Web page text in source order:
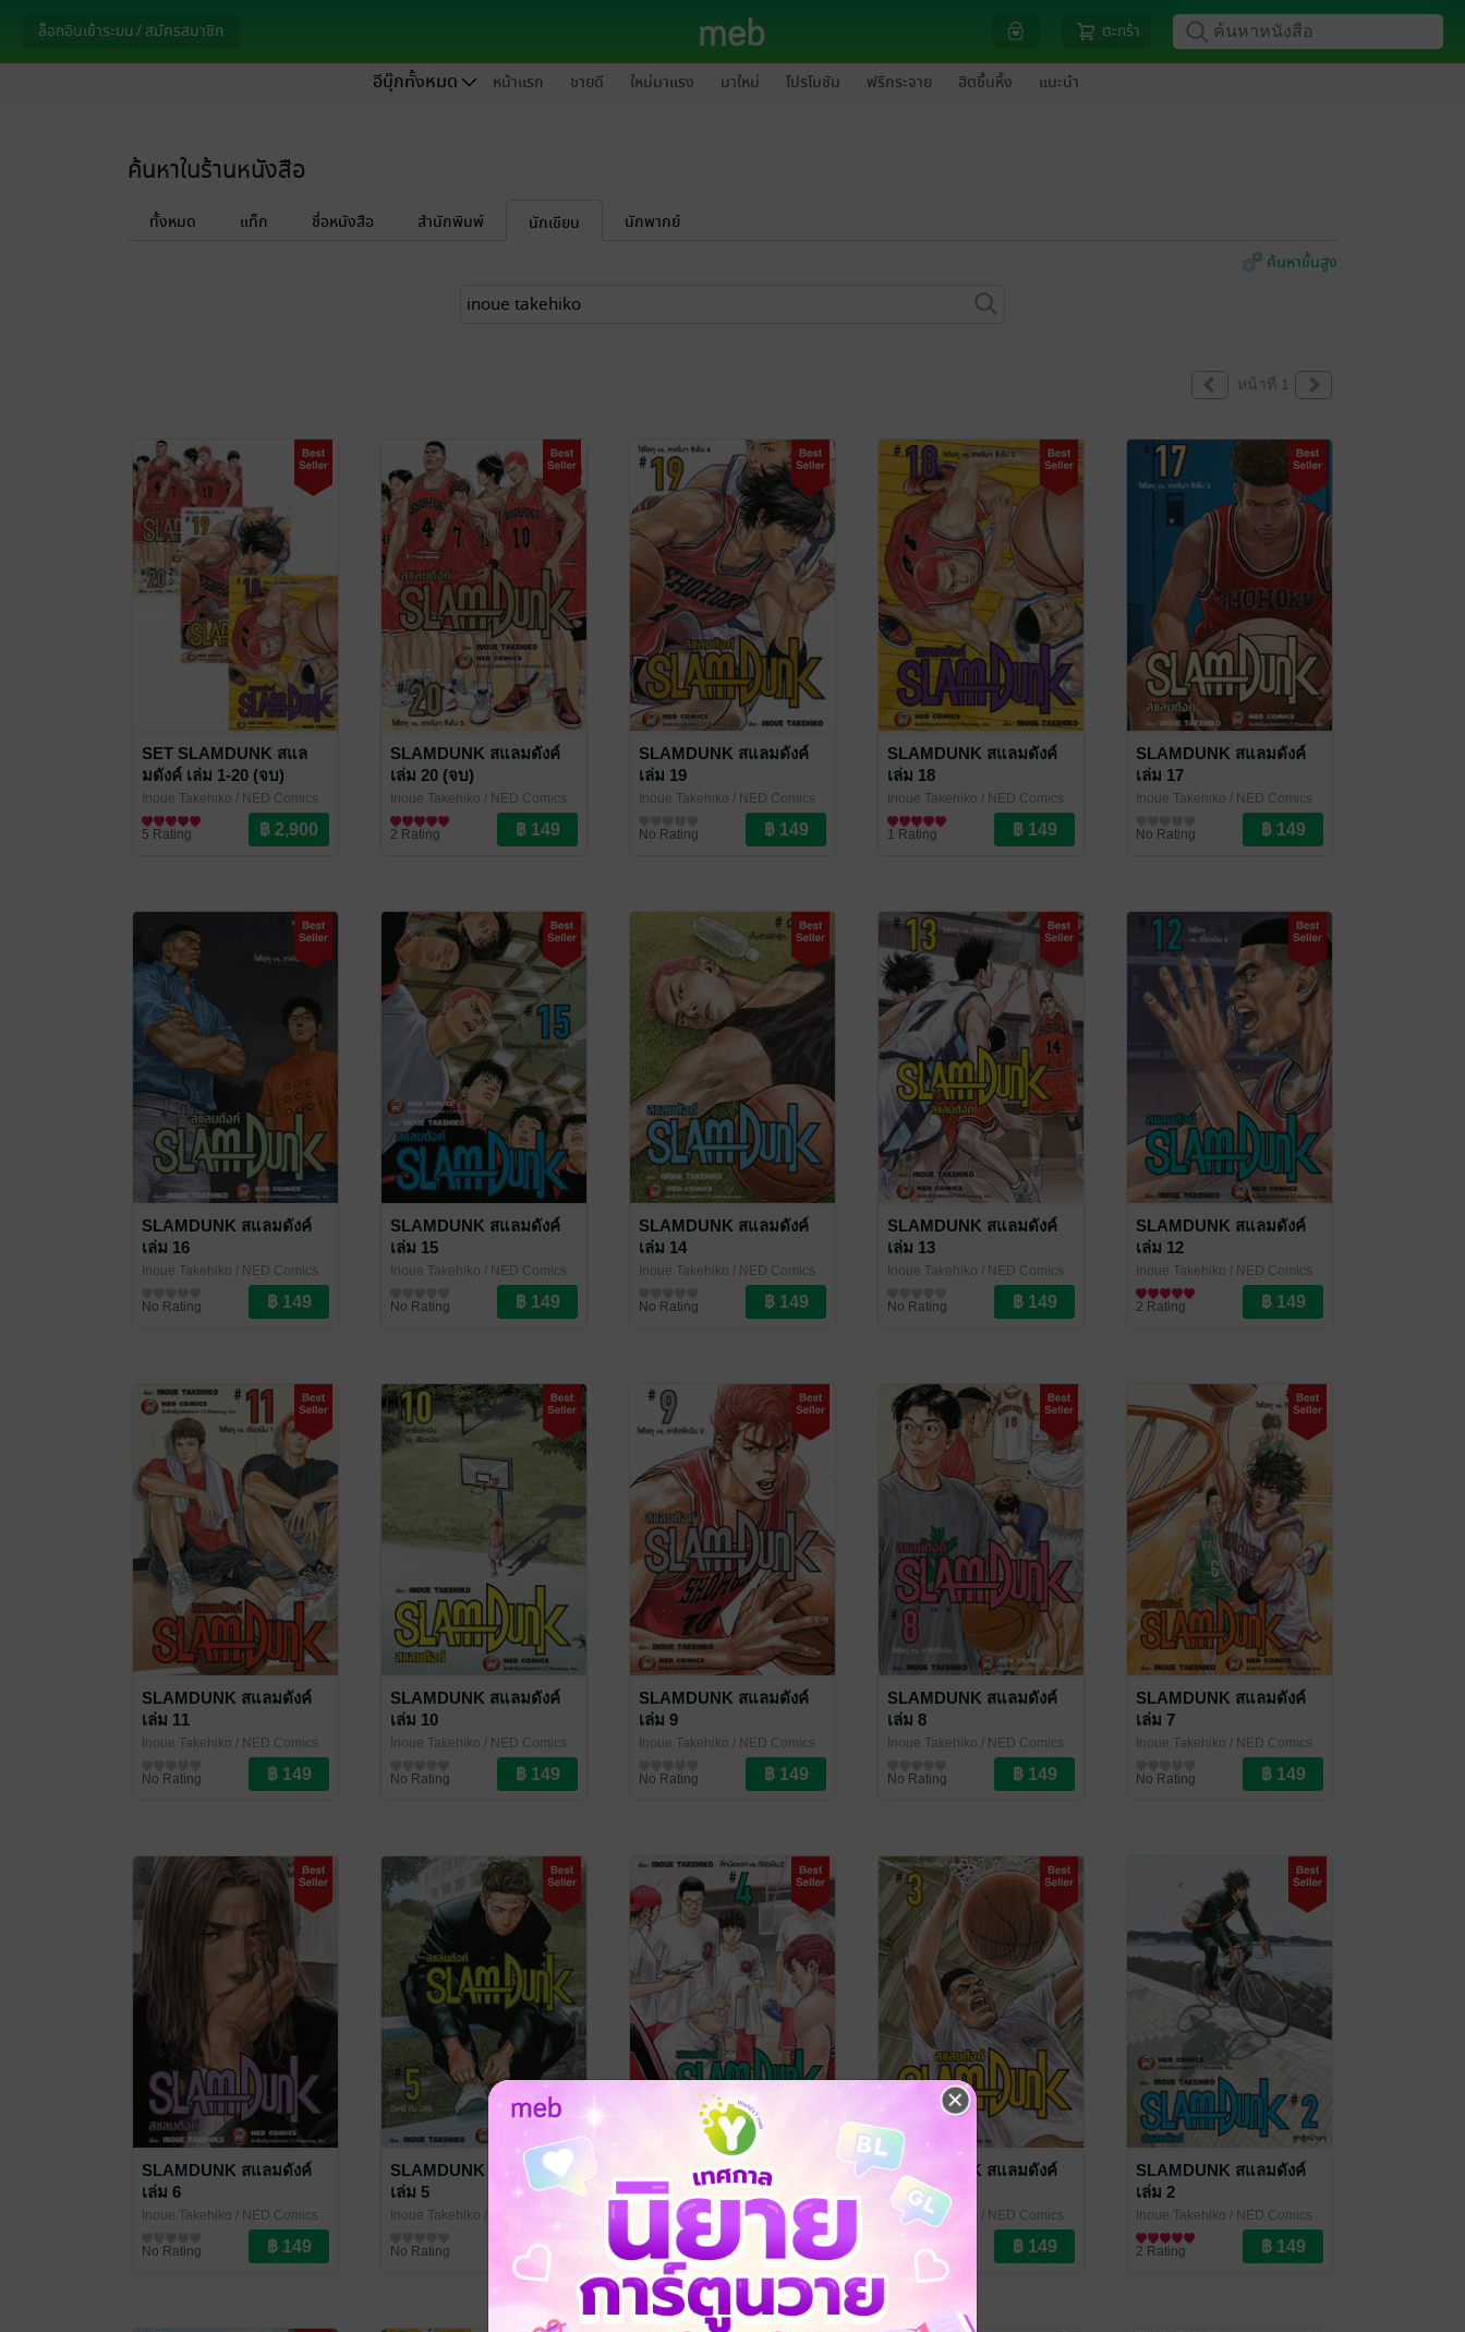
ล็อกอินเข้าระบบ / สมัครสมาชิก ตะกร้า
อีบุ๊กทั้งหมด หน้าแรก ขายดี ใหม่มาแรง มาใหม่ โปรโมชัน ฟรีกระจาย ฮิตขึ้นหิ้ง แนะนำ
ค้นหาในร้านหนังสือ
ทั้งหมด แท็ก ชื่อหนังสือ สำนักพิมพ์ นักเขียน
นักพากย์
ค้นหาขั้นสูง
หน้าที่ 1
SET SLAMDUNK สแล
มดังค์ เล่ม 1-20 (จบ)
Inoue Takehiko / NED Comics
การ์ตูนทั่วไป
5 Rating
SLAMDUNK สแลมดังค์
เล่ม 20 (จบ)
Inoue Takehiko / NED Comics
การ์ตูนทั่วไป
2 Rating
SLAMDUNK สแลมดังค์
เล่ม 19
Inoue Takehiko / NED Comics
No Rating
SLAMDUNK สแลมดังค์
เล่ม 18
Inoue Takehiko / NED Comics
การ์ตูนทั่วไป
1 Rating
SLAMDUNK สแลมดังค์
เล่ม 17
Inoue Takehiko / NED Comics
No Rating
SLAMDUNK สแลมดังค์
เล่ม 16
Inoue Takehiko / NED Comics
No Rating
SLAMDUNK สแลมดังค์
เล่ม 15
Inoue Takehiko / NED Comics
No Rating
SLAMDUNK สแลมดังค์
เล่ม 14
Inoue Takehiko / NED Comics
No Rating
SLAMDUNK สแลมดังค์
เล่ม 13
Inoue Takehiko / NED Comics
No Rating
SLAMDUNK สแลมดังค์
เล่ม 12
Inoue Takehiko / NED Comics
การ์ตูนทั่วไป
2 Rating
SLAMDUNK สแลมดังค์
เล่ม 11
Inoue Takehiko / NED Comics
No Rating
SLAMDUNK สแลมดังค์
เล่ม 10
Inoue Takehiko / NED Comics
No Rating
SLAMDUNK สแลมดังค์
เล่ม 9
Inoue Takehiko / NED Comics
No Rating
SLAMDUNK สแลมดังค์
เล่ม 8
Inoue Takehiko / NED Comics
No Rating
SLAMDUNK สแลมดังค์
เล่ม 7
Inoue Takehiko / NED Comics
No Rating
SLAMDUNK สแลมดังค์
เล่ม 6
Inoue Takehiko / NED Comics
No Rating
SLAMDUNK สแลมดังค์
เล่ม 5
Inoue Takehiko / NED Comics
No Rating
SLAMDUNK สแลมดังค์
เล่ม 4
Inoue Takehiko
/ NED Comics
การ์ตูนทั่วไป
1 Rating
SLAMDUNK สแลมดังค์
เล่ม 3
Inoue Takehiko
/ NED Comics
การ์ตูนทั่วไป
1 Rating
SLAMDUNK สแลมดังค์
เล่ม 2
Inoue Takehiko / NED Comics
การ์ตูนทั่วไป
2 Rating